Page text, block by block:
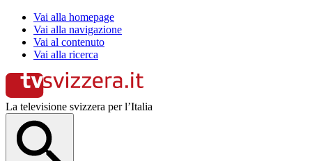
Vai alla homepage
Vai alla navigazione
Vai al contenuto
Vai alla ricerca
La televisione svizzera per l’Italia